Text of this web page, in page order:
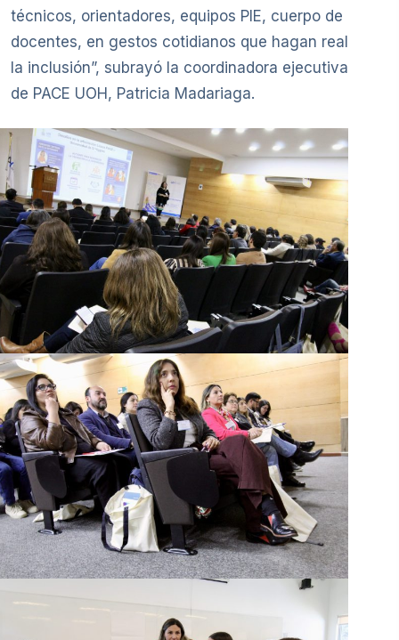
técnicos, orientadores, equipos PIE, cuerpo de
docentes, en gestos cotidianos que hagan real
la inclusión”, subrayó la coordinadora ejecutiva
de PACE UOH, Patricia Madariaga.